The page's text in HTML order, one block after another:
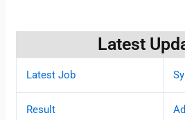
Latest
Latest Job
Result